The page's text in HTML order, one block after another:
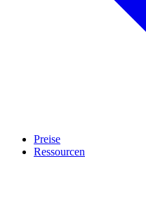
Preise
Ressourcen